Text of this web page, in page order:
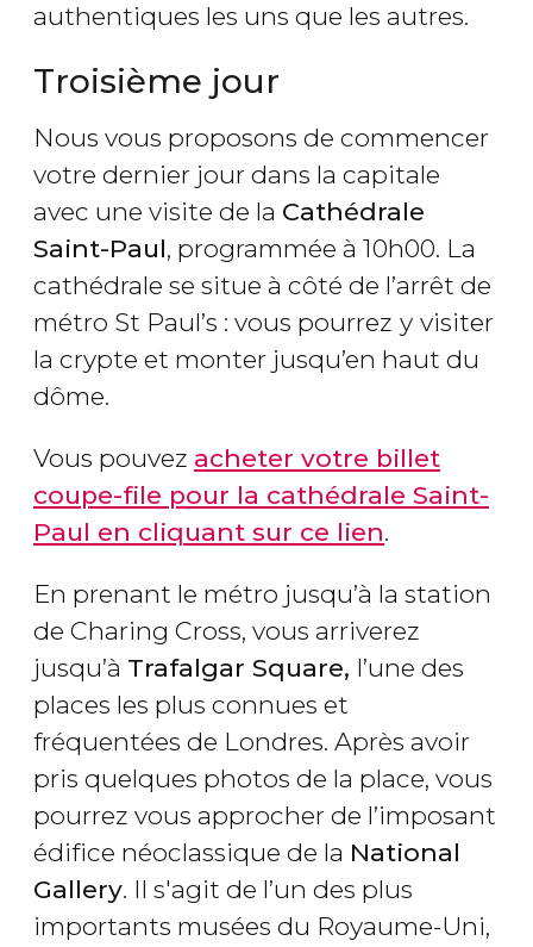
authentiques les uns que les autres.
Troisième jour
Nous vous proposons de commencer
votre dernier jour dans la capitale
avec une visite de la Cathédrale
Saint-Paul, programmée à 10h00. La
cathédrale se situe à côté de l’arrêt de
métro St Paul’s : vous pourrez y visiter
la crypte et monter jusqu’en haut du
dôme.
Vous pouvez acheter votre billet
coupe-file pour la cathédrale Saint-
Paul en cliquant sur ce lien.
En prenant le métro jusqu’à la station
de Charing Cross, vous arriverez
jusqu’à Trafalgar Square, l’une des
places les plus connues et
fréquentées de Londres. Après avoir
pris quelques photos de la place, vous
pourrez vous approcher de l’imposant
édifice néoclassique de la National
Gallery. Il s'agit de l’un des plus
importants musées du Royaume-Uni,